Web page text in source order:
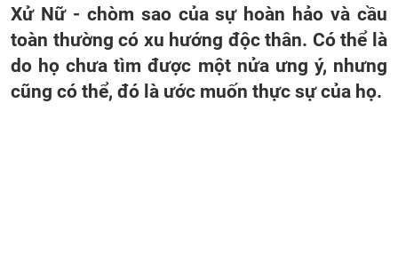
Xử Nữ - chòm sao của sự hoàn hảo và cầu
toàn thường có xu hướng độc thân. Có thể là
do họ chưa tìm được một nửa ưng ý, nhưng
cũng có thể, đó là ước muốn thực sự của họ.